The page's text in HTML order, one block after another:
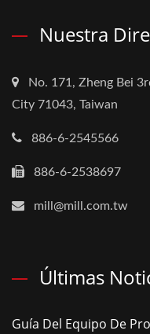
Nuestra
No. 171, Zheng Bei
City 71043, Taiwan
886-6-2545566
886-6-2538697
mill@mill.com.tw
Últimas
Guía Del Equipo De